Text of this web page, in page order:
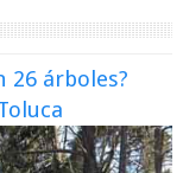
26 árboles?